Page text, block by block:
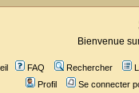
Bienvenue
FAQ Rechercher
Profil
Se connecter